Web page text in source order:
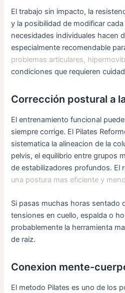
El trabajo sin impacto, la
y la posibilidad de modificar
necesidades individuales hacen
especialmente recomendable
problemas articulares,
condiciones que requieren
Corrección postural a
El entrenamiento funcional
siempre corrige. El Pilates
sistematica la alineacion de la
pelvis, el equilibrio entre grupos
de estabilizadores profundos. El
una postura mas eficiente y
Si pasas muchas horas sentado
tensiones en cuello, espalda o
probablemente la herramienta
de raiz.
Conexion mente-
El metodo Pilates es uno de los